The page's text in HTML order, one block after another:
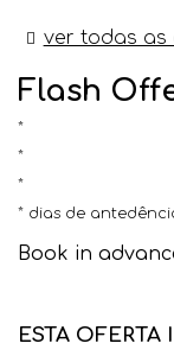
ver todas as
Flash
dias de
Book in
ESTA OFERTA